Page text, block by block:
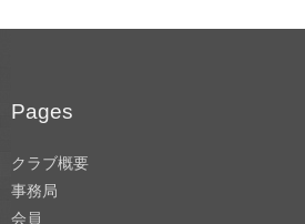
Pages
クラブ概要
事務局
会員